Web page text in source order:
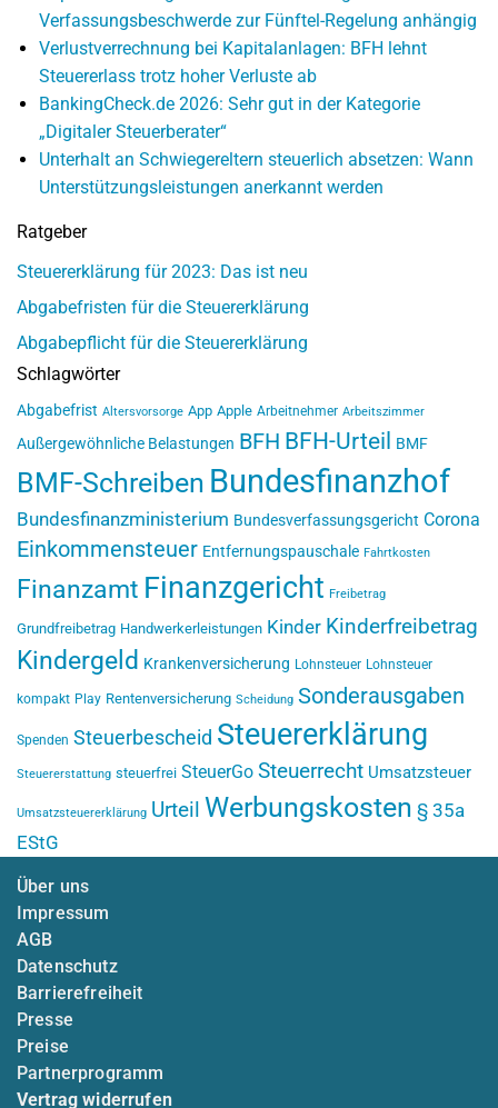
Verfassungsbeschwerde zur Fünftel-Regelung anhängig
Verlustverrechnung bei Kapitalanlagen: BFH lehnt
Steuererlass trotz hoher Verluste ab
BankingCheck.de 2026: Sehr gut in der Kategorie
„Digitaler Steuerberater“
Unterhalt an Schwiegereltern steuerlich absetzen: Wann
Unterstützungsleistungen anerkannt werden
Ratgeber
Steuererklärung für 2023: Das ist neu
Abgabefristen für die Steuererklärung
Abgabepflicht für die Steuererklärung
Schlagwörter
Abgabefrist Altersvorsorge App Apple Arbeitnehmer Arbeitszimmer
Außergewöhnliche Belastungen BFH BFH-Urteil BMF
BMF-Schreiben Bundesfinanzhof
Bundesfinanzministerium Bundesverfassungsgericht Corona
Einkommensteuer Entfernungspauschale Fahrtkosten
Finanzamt Finanzgericht Freibetrag
Grundfreibetrag Handwerkerleistungen Kinder Kinderfreibetrag
Kindergeld Krankenversicherung Lohnsteuer Lohnsteuer
kompakt Play Rentenversicherung Scheidung Sonderausgaben
Spenden Steuerbescheid Steuererklärung
Steuererstattung steuerfrei SteuerGo Steuerrecht Umsatzsteuer
Umsatzsteuererklärung Urteil Werbungskosten § 35a
EStG
Über uns
Impressum
AGB
Datenschutz
Barrierefreiheit
Presse
Preise
Partnerprogramm
Vertrag widerrufen